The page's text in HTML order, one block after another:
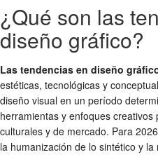
¿Qué son las
diseño gráfico?
Las tendencias en diseño
estéticas, tecnológicas y
diseño visual en un período
herramientas y enfoques
culturales y de mercado. Para
la humanización de lo sintético y